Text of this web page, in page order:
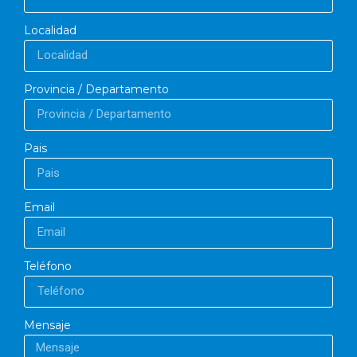
Localidad
Provincia / Departamento
Pais
Email
Teléfono
Mensaje